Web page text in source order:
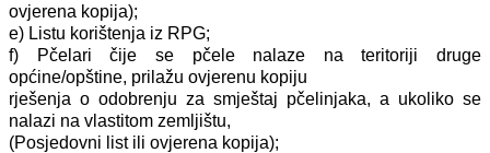
ovjerena kopija);
e) Listu korištenja iz RPG;
f) Pčelari čije se pčele nalaze na teritoriji druge
općine/opštine, prilažu ovjerenu kopiju
rješenja o odobrenju za smještaj pčelinjaka, a ukoliko se
nalazi na vlastitom zemljištu,
(Posjedovni list ili ovjerena kopija);